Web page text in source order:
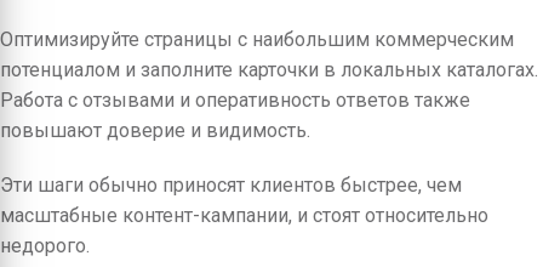
Оптимизируйте страницы с наибольшим коммерческим
потенциалом и заполните карточки в локальных каталогах.
Работа с отзывами и оперативность ответов также
повышают доверие и видимость.
Эти шаги обычно приносят клиентов быстрее, чем
масштабные контент-кампании, и стоят относительно
недорого.